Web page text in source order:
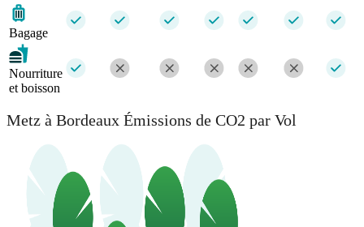
Bagage
Nourriture
et boisson
Metz à Bordeaux Émissions de CO2 par Vol